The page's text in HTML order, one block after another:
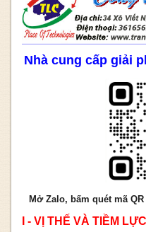
Nhà cung cấp giải
Mở Zalo, bấm quét mã
I - VỊ THẾ VÀ TIỀM